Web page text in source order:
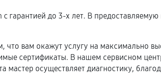
до 3-х лет. В
вам окажут услугу на максимально
сертификаты. В нашем сервисном
осуществляет диагностику,